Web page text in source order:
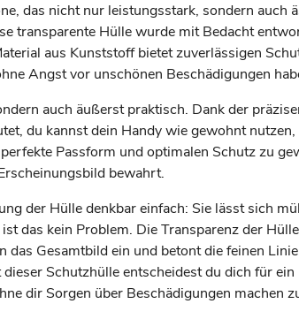
das nicht nur leistungsstark, sondern
transparente Hülle wurde mit Bedacht
aus Kunststoff bietet zuverlässigen
Angst vor unschönen Beschädigungen
auch äußerst praktisch. Dank der
du kannst dein Handy wie gewohnt
Passform und optimalen Schutz zu
bewahrt.
der Hülle denkbar einfach: Sie lässt sich
das kein Problem. Die Transparenz der
das Gesamtbild ein und betont die feinen
Schutzhülle entscheidest du dich für
dir Sorgen über Beschädigungen machen